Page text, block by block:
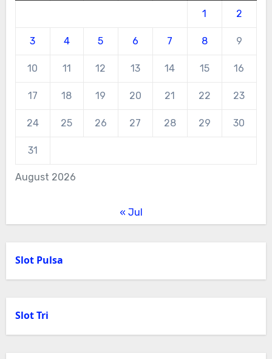
August 2026
1 2
3 4 5 6 7 8 9
10 11 12 13 14 15 16
17 18 19 20 21 22 23
24 25 26 27 28 29 30
31
« Jul
Slot Pulsa
Slot Tri